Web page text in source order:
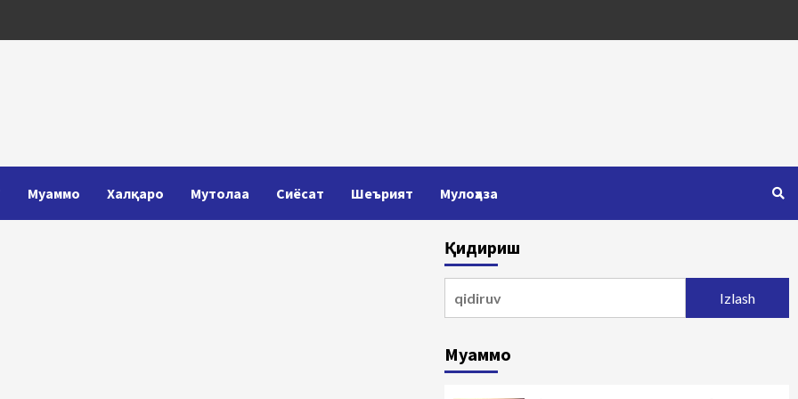
Муаммо Халқаро Мутолаа Сиёсат Шеърият Мулоҳаза
Қидириш
Муаммо